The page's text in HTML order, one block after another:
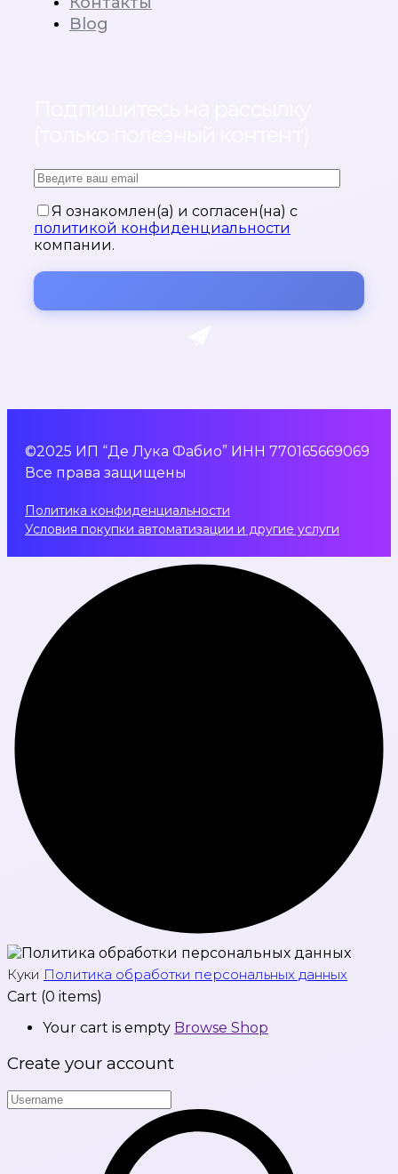
Blog
Я ознакомлен(а) и согласен(на) с
политикой конфиденциальности
компании.
©2025 ИП “Де Лука Фабио” ИНН 770165669069
Все права защищены
Политика конфиденциальности
Условия покупки автоматизации и другие услуги
Куки Политика обработки персональных данных
Cart (0 items)
Your cart is empty Browse Shop
Create your account